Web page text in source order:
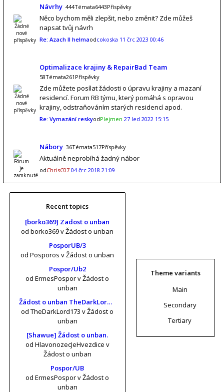
Návrhy 444Témata6443Příspěvky
Něco bychom měli zlepšit, nebo změnit? Zde můžeš
napsat tvůj návrh
Re: Azach II helmaodcokoska 11 črc 2023 00:46
Optimalizace krajiny & RepairBad Team
58Témata261Příspěvky
Zde můžete posílat žádosti o úpravu krajiny a mazaní
residencí. Forum RB týmu, který pomáhá s opravou
krajiny, odstraňováním starých residencí apod.
Re: Vymazání reskyodPlejmen 27 led 2022 15:15
Nábory 36Témata517Příspěvky
Aktuálně neprobíhá žadný nábor
odChrisC07 04 črc 2018 21:09
Recent topics
[borko369] Zadost o unban
od borko369v Žádost o unban
PosporUB/3
od Posporos v Žádost o unban
Pospor/Ub2
od ErmesPosporv Žádost o
unban
Žádost o unban TheDarkLord173 (risa11, KrtkuvDort, MrKrabs) [vol. 2]
od TheDarkLord173 v Žádost o
unban
[Shawue] Žádost o unban.
od HlavonozecJeHvezdice v
Žádost o unban
Pospor/UB
od ErmesPosporv Žádost o
unban
Theme variants
Main
Secondary
Tertiary